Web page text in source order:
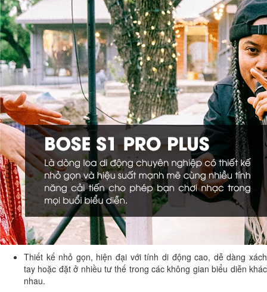
Thiết kế nhỏ gọn, hiện đại với tính di động cao, dễ dàng xách
tay hoặc đặt ở nhiều tư thế trong các không gian biểu diễn khác
nhau.